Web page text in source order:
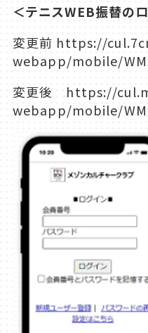
＜テニスWEB振替の
変更前 https://
webapp/mobile/
変更後 https://
webapp/mobile/